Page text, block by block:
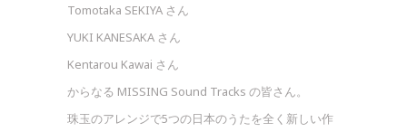
Tomotaka SEKIYA さん
YUKI KANESAKA さん
Kentarou Kawai さん
からなる MISSING Sound Tracks の皆さん。
珠玉のアレンジで5つの日本のうたを全く新しい作